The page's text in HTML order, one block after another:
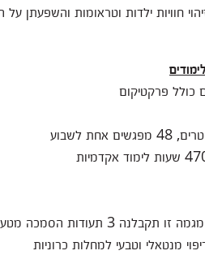
חוויות ילדות וטראומות והשפעתן על
כולל פרקטיקום
הסמכה מטעם היחידה ללימודי חוץ של מכללת גבעת ושינגטון:
מנטאלי וטבעי למחלות כרוניות